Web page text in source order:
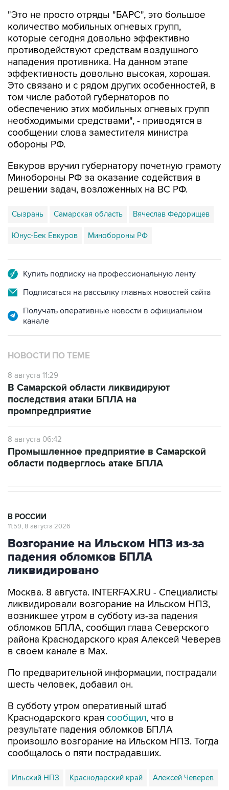
"Это не просто отряды "БАРС", это большое
количество мобильных огневых групп,
которые сегодня довольно эффективно
противодействуют средствам воздушного
нападения противника. На данном этапе
эффективность довольно высокая, хорошая.
Это связано и с рядом других особенностей, в
том числе работой губернаторов по
обеспечению этих мобильных огневых групп
необходимыми средствами", - приводятся в
сообщении слова заместителя министра
обороны РФ.
Евкуров вручил губернатору почетную грамоту
Минобороны РФ за оказание содействия в
решении задач, возложенных на ВС РФ.
Сызрань Самарская область Вячеслав Федорищев
Юнус-Бек Евкуров Минобороны РФ
Купить подписку на профессиональную ленту
Подписаться на рассылку главных новостей сайта
Получать оперативные новости в официальном
канале
НОВОСТИ ПО ТЕМЕ
8 августа 11:29
В Самарской области ликвидируют
последствия атаки БПЛА на
промпредприятие
8 августа 06:42
Промышленное предприятие в Самарской
области подверглось атаке БПЛА
В РОССИИ
11:59, 8 августа 2026
Возгорание на Ильском НПЗ из-за
падения обломков БПЛА
ликвидировано
Москва. 8 августа. INTERFAX.RU - Специалисты
ликвидировали возгорание на Ильском НПЗ,
возникшее утром в субботу из-за падения
обломков БПЛА, сообщил глава Северского
района Краснодарского края Алексей Чеверев
в своем канале в Max.
По предварительной информации, пострадали
шесть человек, добавил он.
В субботу утром оперативный штаб
Краснодарского края сообщил, что в
результате падения обломков БПЛА
произошло возгорание на Ильском НПЗ. Тогда
сообщалось о пяти пострадавших.
Ильский НПЗ Краснодарский край Алексей Чеверев